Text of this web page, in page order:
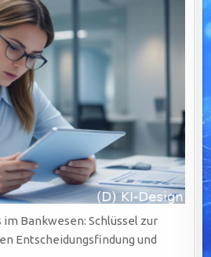
im Bankwesen: Schlüssel zur
Entscheidungsfindung und